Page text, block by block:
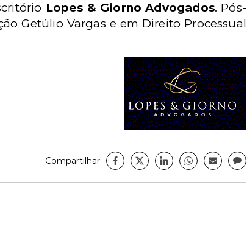
Lopes & Giorno Advogados. Pós-
Getúlio Vargas e em Direito Processual
Compartilhar